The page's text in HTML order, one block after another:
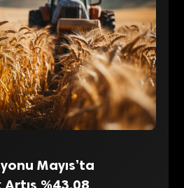
Mayıs’ta
Artış %43,08